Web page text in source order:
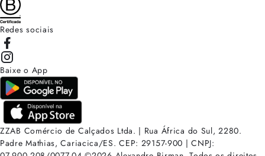
Redes sociais
Baixe o App
ZZAB Comércio de Calçados Ltda. | Rua África do Sul, 2280.
Padre Mathias, Cariacica/ES. CEP: 29157-900 | CNPJ: